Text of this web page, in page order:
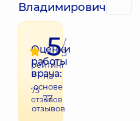
Владимирович
Оценки
работы
врача:
75
отзывов
5/
5
рейтинг
на
основе
77
отзывов